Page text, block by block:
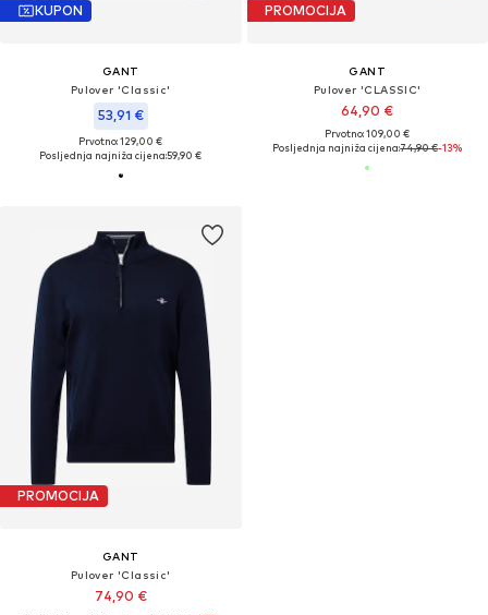
KUPON
GANT
Pulover 'Classic'
53,91 €
Prvotno: 129,00 €
Posljednja najniža cijena:59,90 €
PROMOCIJA
GANT
Pulover 'CLASSIC'
64,90 €
Prvotno: 109,00 €
Posljednja najniža cijena:74,90 €-13%
PROMOCIJA
GANT
Pulover 'Classic'
74,90 €